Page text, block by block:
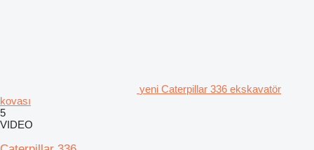
yeni Caterpillar 336 ekskavatör
kovası
5
VIDEO